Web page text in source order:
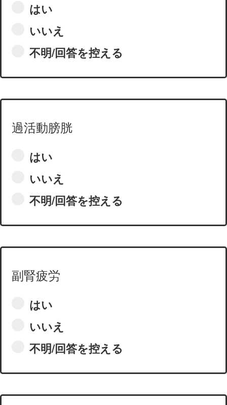
はい
いいえ
不明/回答を控える
過活動膀胱
はい
いいえ
不明/回答を控える
副腎疲労
はい
いいえ
不明/回答を控える